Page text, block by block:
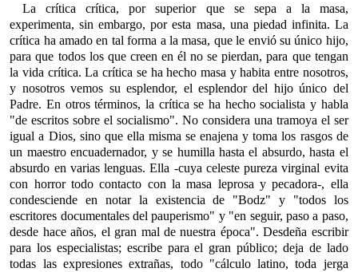
La crítica crítica, por superior que se sepa a la masa,
experimenta, sin embargo, por esta masa, una piedad infinita. La
crítica ha amado en tal forma a la masa, que le envió su único hijo,
para que todos los que creen en él no se pierdan, para que tengan
la vida crítica. La crítica se ha hecho masa y habita entre nosotros,
y nosotros vemos su esplendor, el esplendor del hijo único del
Padre. En otros términos, la crítica se ha hecho socialista y habla
"de escritos sobre el socialismo". No considera una tramoya el ser
igual a Dios, sino que ella misma se enajena y toma los rasgos de
un maestro encuadernador, y se humilla hasta el absurdo, hasta el
absurdo en varias lenguas. Ella -cuya celeste pureza virginal evita
con horror todo contacto con la masa leprosa y pecadora-, ella
condesciende en notar la existencia de "Bodz" y "todos los
escritores documentales del pauperismo" y "en seguir, paso a paso,
desde hace años, el gran mal de nuestra época". Desdeña escribir
para los especialistas; escribe para el gran público; deja de lado
todas las expresiones extrañas, todo "cálculo latino, toda jerga